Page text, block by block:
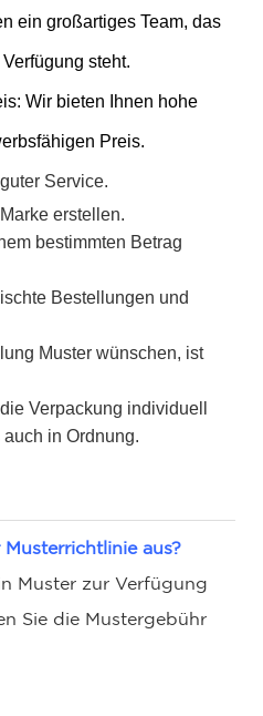
ein großartiges Team, das
steht.
Wir bieten Ihnen hohe
Preis.
Service.
erstellen.
bestimmten Betrag
Bestellungen und
Muster wünschen, ist
Verpackung individuell
auch in Ordnung.
aus?
Muster zur Verfügung
Sie die Mustergebühr